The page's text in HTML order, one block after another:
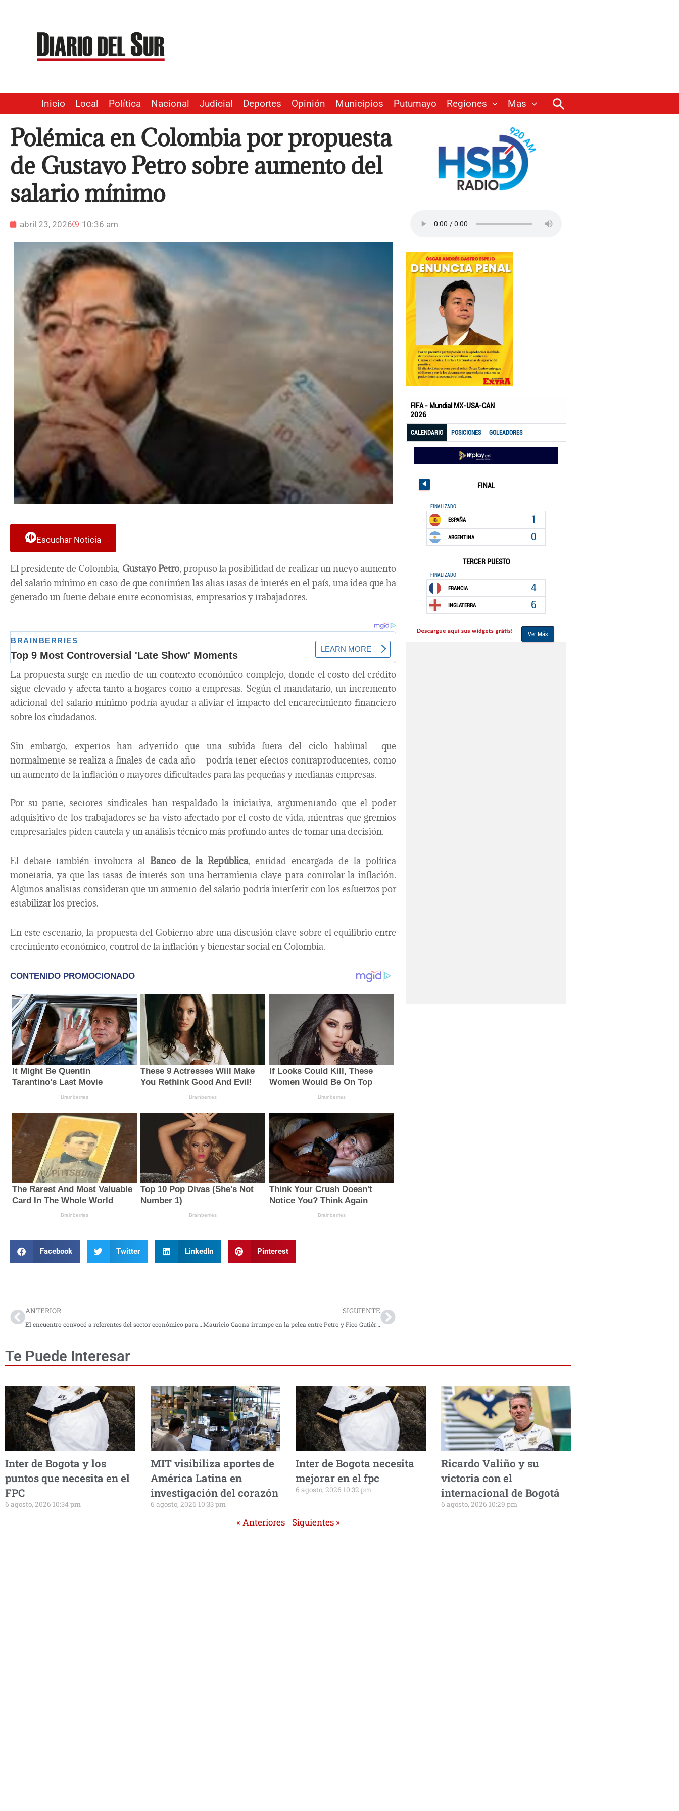
contenido
Inicio Local Política Nacional Judicial Deportes Opinión Municipios Putumayo Regiones Mas Buscar
Polémica en Colombia por propuesta
de Gustavo Petro sobre aumento del
salario mínimo
abril 23, 2026 10:36 am
Escuchar Noticia
El presidente de Colombia, Gustavo Petro, propuso la posibilidad de realizar un nuevo aumento
del salario mínimo en caso de que continúen las altas tasas de interés en el país, una idea que ha
generado un fuerte debate entre economistas, empresarios y trabajadores.
La propuesta surge en medio de un contexto económico complejo, donde el costo del crédito
sigue elevado y afecta tanto a hogares como a empresas. Según el mandatario, un incremento
adicional del salario mínimo podría ayudar a aliviar el impacto del encarecimiento financiero
sobre los ciudadanos.
Sin embargo, expertos han advertido que una subida fuera del ciclo habitual —que
normalmente se realiza a finales de cada año— podría tener efectos contraproducentes, como
un aumento de la inflación o mayores dificultades para las pequeñas y medianas empresas.
Por su parte, sectores sindicales han respaldado la iniciativa, argumentando que el poder
adquisitivo de los trabajadores se ha visto afectado por el costo de vida, mientras que gremios
empresariales piden cautela y un análisis técnico más profundo antes de tomar una decisión.
El debate también involucra al Banco de la República, entidad encargada de la política
monetaria, ya que las tasas de interés son una herramienta clave para controlar la inflación.
Algunos analistas consideran que un aumento del salario podría interferir con los esfuerzos por
estabilizar los precios.
En este escenario, la propuesta del Gobierno abre una discusión clave sobre el equilibrio entre
crecimiento económico, control de la inflación y bienestar social en Colombia.
Facebook Twitter LinkedIn Pinterest
ANTERIOR
El encuentro convocó a referentes del sector económico para debatir los principales retos del país
SIGUIENTE
Mauricio Gaona irrumpe en la pelea entre Petro y Fico Gutiérrez por evento del M-19 en Medellín
Te Puede Interesar
Inter de Bogota y los
puntos que necesita en el
FPC
6 agosto, 2026 10:34 pm
MIT visibiliza aportes de
América Latina en
investigación del corazón
6 agosto, 2026 10:33 pm
Inter de Bogota necesita
mejorar en el fpc
6 agosto, 2026 10:32 pm
Ricardo Valiño y su
victoria con el
internacional de Bogotá
6 agosto, 2026 10:29 pm
« Anteriores Siguientes »